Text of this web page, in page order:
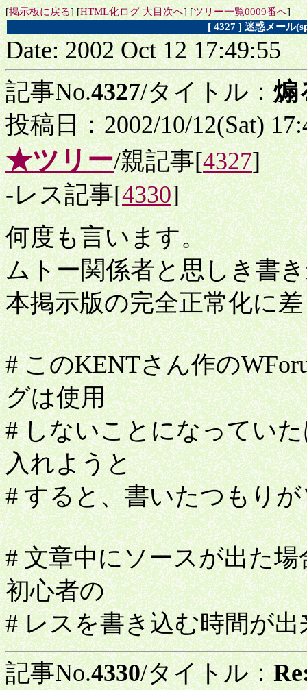
[掲示板に戻る] [HTML化ログ 大目次へ] [ツリー一覧0009番へ]
[ 4327 ] 迷惑メール
Date: 2002 Oct 12 17:49:55
記事No.4327/タイトル：煽
投稿日：2002/10/12(Sat)
★ツリー/親記事[4327]
-レス記事[4330]
何度も言います。
ムトー関係者と思しき書
本掲示版の完全正常化に
# このKENTさん作の
グは使用
# しないことになってい
入れようと
# すると、書いたつもり
# 文章中にソースが出た
初心者の
# レスを書き込む時間が
記事No.4330/タイトル：